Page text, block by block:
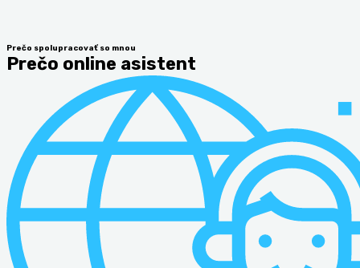
Prečo spolupracovať so mnou
Prečo online asistent